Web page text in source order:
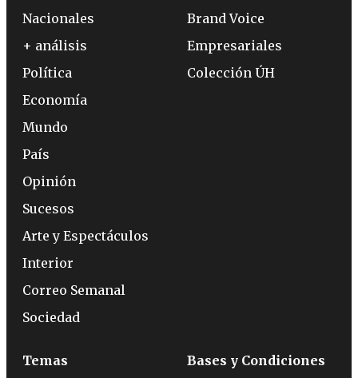
Nacionales
+ análisis
Política
Economía
Mundo
País
Opinión
Sucesos
Arte y Espectáculos
Interior
Correo Semanal
Sociedad
Brand Voice
Empresariales
Colección ÚH
Temas Bases y Condiciones